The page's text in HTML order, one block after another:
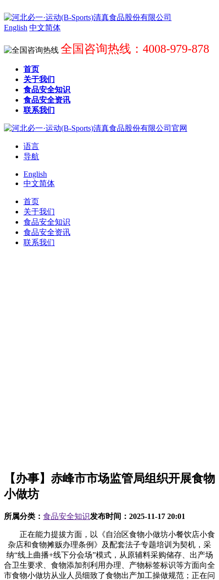
English 中文简体
全国咨询热线：4008-979-878
首页
关于我们
食品安全知识
食品安全资讯
联系我们
语言
导航
English
中文简体
首页
关于我们
食品安全知识
食品安全资讯
联系我们
【办事】赤峰市市场监管局组织开展食物
小做坊
所属分类： 食品安全知识发布时间： 2025-11-17 20:01
正在能力提拔方面，以《自治区食物小做坊小餐饮店小食
杂店和食物摊贩办理条例》及配套法子专题培训为契机，采
纳“线上曲播+线下分会场”模式，从原辅料采购储存、出产场
合卫生要求、食物添加剂利用办理、产物标签标识等方面向全
市食物小做坊从业人员细致了食物出产加工操做规范；正在问